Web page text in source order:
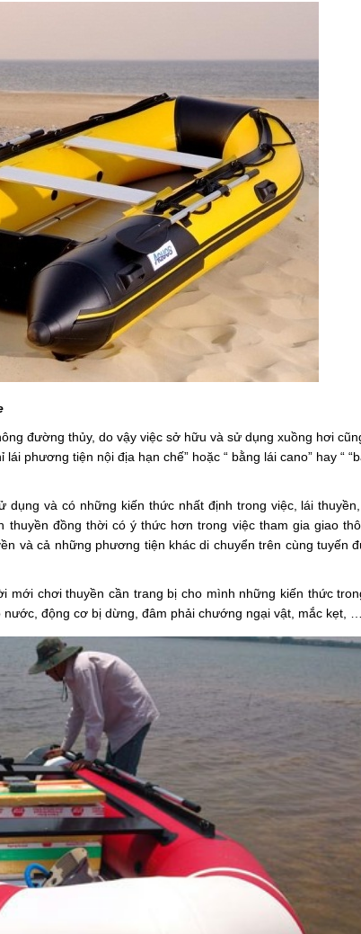
đường thủy, do vậy việc sở hữu và sử dụng xuồng hơi
phương tiện nội địa hạn chế” hoặc “ bằng lái cano” hay “
và có những kiến thức nhất định trong việc, lái
đồng thời có ý thức hơn trong việc tham gia giao
và cả những phương tiện khác di chuyển trên cùng tuyến
mới chơi thuyền cần trang bị cho mình những kiến thức
động cơ bị dừng, đâm phải chướng ngại vật, mắc kẹt, ….